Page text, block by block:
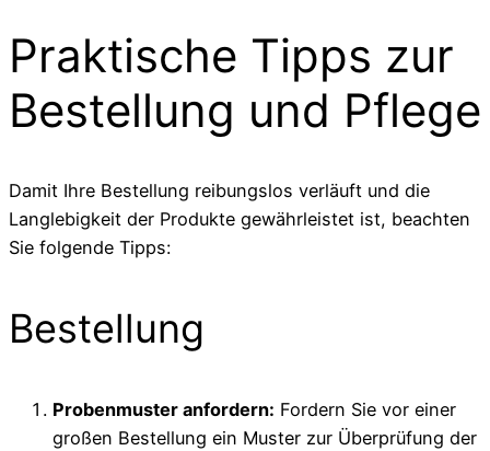
Praktische Tipps zur
Bestellung und Pflege
Damit Ihre Bestellung reibungslos verläuft und die
Langlebigkeit der Produkte gewährleistet ist, beachten
Sie folgende Tipps:
Bestellung
Probenmuster anfordern: Fordern Sie vor einer
großen Bestellung ein Muster zur Überprüfung der